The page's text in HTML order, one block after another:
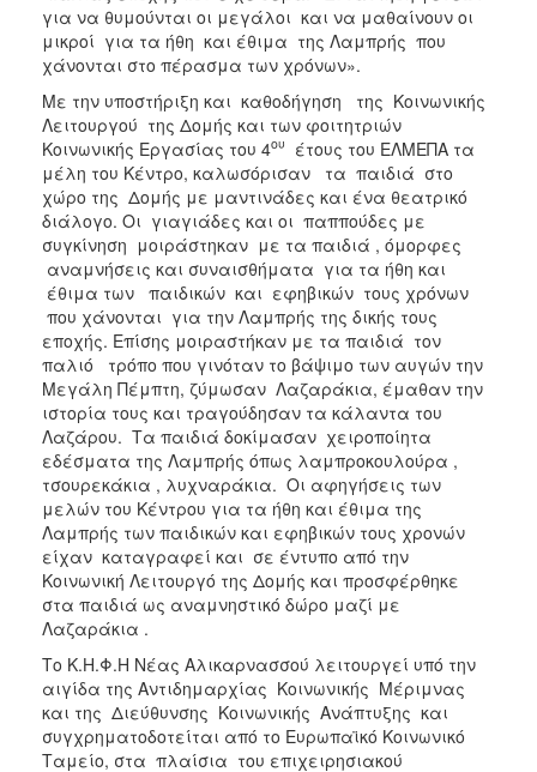
για να θυμούνται οι μεγάλοι και να μαθαίνουν οι
μικροί για τα ήθη και έθιμα της Λαμπρής που
χάνονται στο πέρασμα των χρόνων».
Με την υποστήριξη και καθοδήγηση της Κοινωνικής
Λειτουργού της Δομής και των φοιτητριών
Κοινωνικής Εργασίας του 4ου
έτους του ΕΛΜΕΠΑ τα
μέλη του Κέντρο, καλωσόρισαν τα παιδιά στο
χώρο της Δομής με μαντινάδες και ένα θεατρικό
διάλογο. Οι γιαγιάδες και οι παππούδες με
συγκίνηση μοιράστηκαν με τα παιδιά , όμορφες
αναμνήσεις και συναισθήματα για τα ήθη και
έθιμα των παιδικών και εφηβικών τους χρόνων
που χάνονται για την Λαμπρής της δικής τους
εποχής. Επίσης μοιραστήκαν με τα παιδιά τον
παλιό τρόπο που γινόταν το βάψιμο των αυγών την
Μεγάλη Πέμπτη, ζύμωσαν Λαζαράκια, έμαθαν την
ιστορία τους και τραγούδησαν τα κάλαντα του
Λαζάρου. Τα παιδιά δοκίμασαν χειροποίητα
εδέσματα της Λαμπρής όπως λαμπροκουλούρα ,
τσουρεκάκια , λυχναράκια. Οι αφηγήσεις των
μελών του Κέντρου για τα ήθη και έθιμα της
Λαμπρής των παιδικών και εφηβικών τους χρονών
είχαν καταγραφεί και σε έντυπο από την
Κοινωνική Λειτουργό της Δομής και προσφέρθηκε
στα παιδιά ως αναμνηστικό δώρο μαζί με
Λαζαράκια .
Το Κ.Η.Φ.Η Νέας Αλικαρνασσού λειτουργεί υπό την
αιγίδα της Αντιδημαρχίας Κοινωνικής Μέριμνας
και της Διεύθυνσης Κοινωνικής Ανάπτυξης και
συγχρηματοδοτείται από το Ευρωπαϊκό Κοινωνικό
Ταμείο, στα πλαίσια του επιχειρησιακού